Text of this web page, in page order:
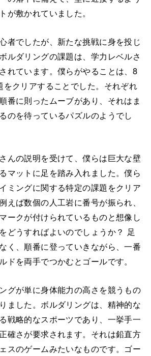
が敷かれていました。
者でしたが、新たな挑戦に身を投じ
ルダリングの課題は、学力レベルさ
れています。僕らがやることは、8
をクリアすることでした。それぞれ
番に則ったムーブがあり、それはま
のを待っているパズルのようでし
んの説明を受けて、僕らは巨大な壁
マットに足を踏み入れました。僕ら
ミングに関する特定の課題をクリア
えば数個の人工岩に番号が振られ、
ークが付けられているものと想像し
どうすればよいのでしょうか？ 足
く、順番に登っていきながら、一番
ドを両手でつかむとゴールです。
グが単に身体能力の高さを競うもの
ました。ボルダリングは、精神的な
戦略的なスポーツであり、一挙手一
確さが要求されます。それは鉛直方
スのゲームみたいなものです。ゴー